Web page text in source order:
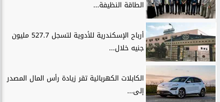
الطاقة النظيفة...
أرباح الإسكندرية للأدوية لتسجل 527.7 مليون
جنيه خلال...
الكابلات الكهربائية تقر زيادة رأس المال المصدر
إلى...